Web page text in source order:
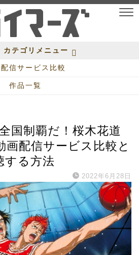
カテゴリメニュー
信サービス比較
作品一覧
国制覇だ！桜木花道
画配信サービス比較と
する方法
2022年6月28日